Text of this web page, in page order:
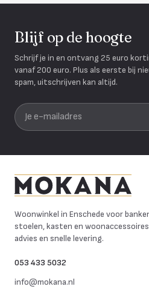
Blijf op de hoogte
Schrijf je in en ontvang 25 euro
vanaf 200 euro. Plus als eerste bij
spam, uitschrijven kan altijd.
Je e-mailadres
Woonwinkel in Enschede voor
stoelen, kasten en
advies en snelle levering.
053 433 5032
info@mokana.nl